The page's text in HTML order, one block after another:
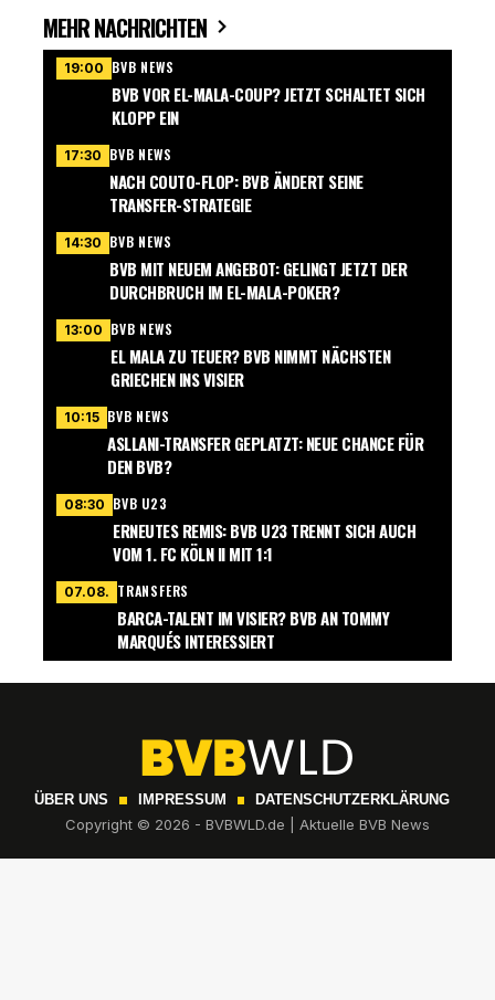
MEHR NACHRICHTEN
19:00 BVB NEWS
BVB VOR EL-MALA-COUP? JETZT SCHALTET SICH
KLOPP EIN
17:30 BVB NEWS
NACH COUTO-FLOP: BVB ÄNDERT SEINE
TRANSFER-STRATEGIE
14:30 BVB NEWS
BVB MIT NEUEM ANGEBOT: GELINGT JETZT DER
DURCHBRUCH IM EL-MALA-POKER?
13:00 BVB NEWS
EL MALA ZU TEUER? BVB NIMMT NÄCHSTEN
GRIECHEN INS VISIER
10:15 BVB NEWS
ASLLANI-TRANSFER GEPLATZT: NEUE CHANCE FÜR
DEN BVB?
08:30 BVB U23
ERNEUTES REMIS: BVB U23 TRENNT SICH AUCH
VOM 1. FC KÖLN II MIT 1:1
07.08. TRANSFERS
BARCA-TALENT IM VISIER? BVB AN TOMMY
MARQUÉS INTERESSIERT
ÜBER UNS IMPRESSUM DATENSCHUTZERKLÄRUNG
Copyright © 2026 - BVBWLD.de | Aktuelle BVB News